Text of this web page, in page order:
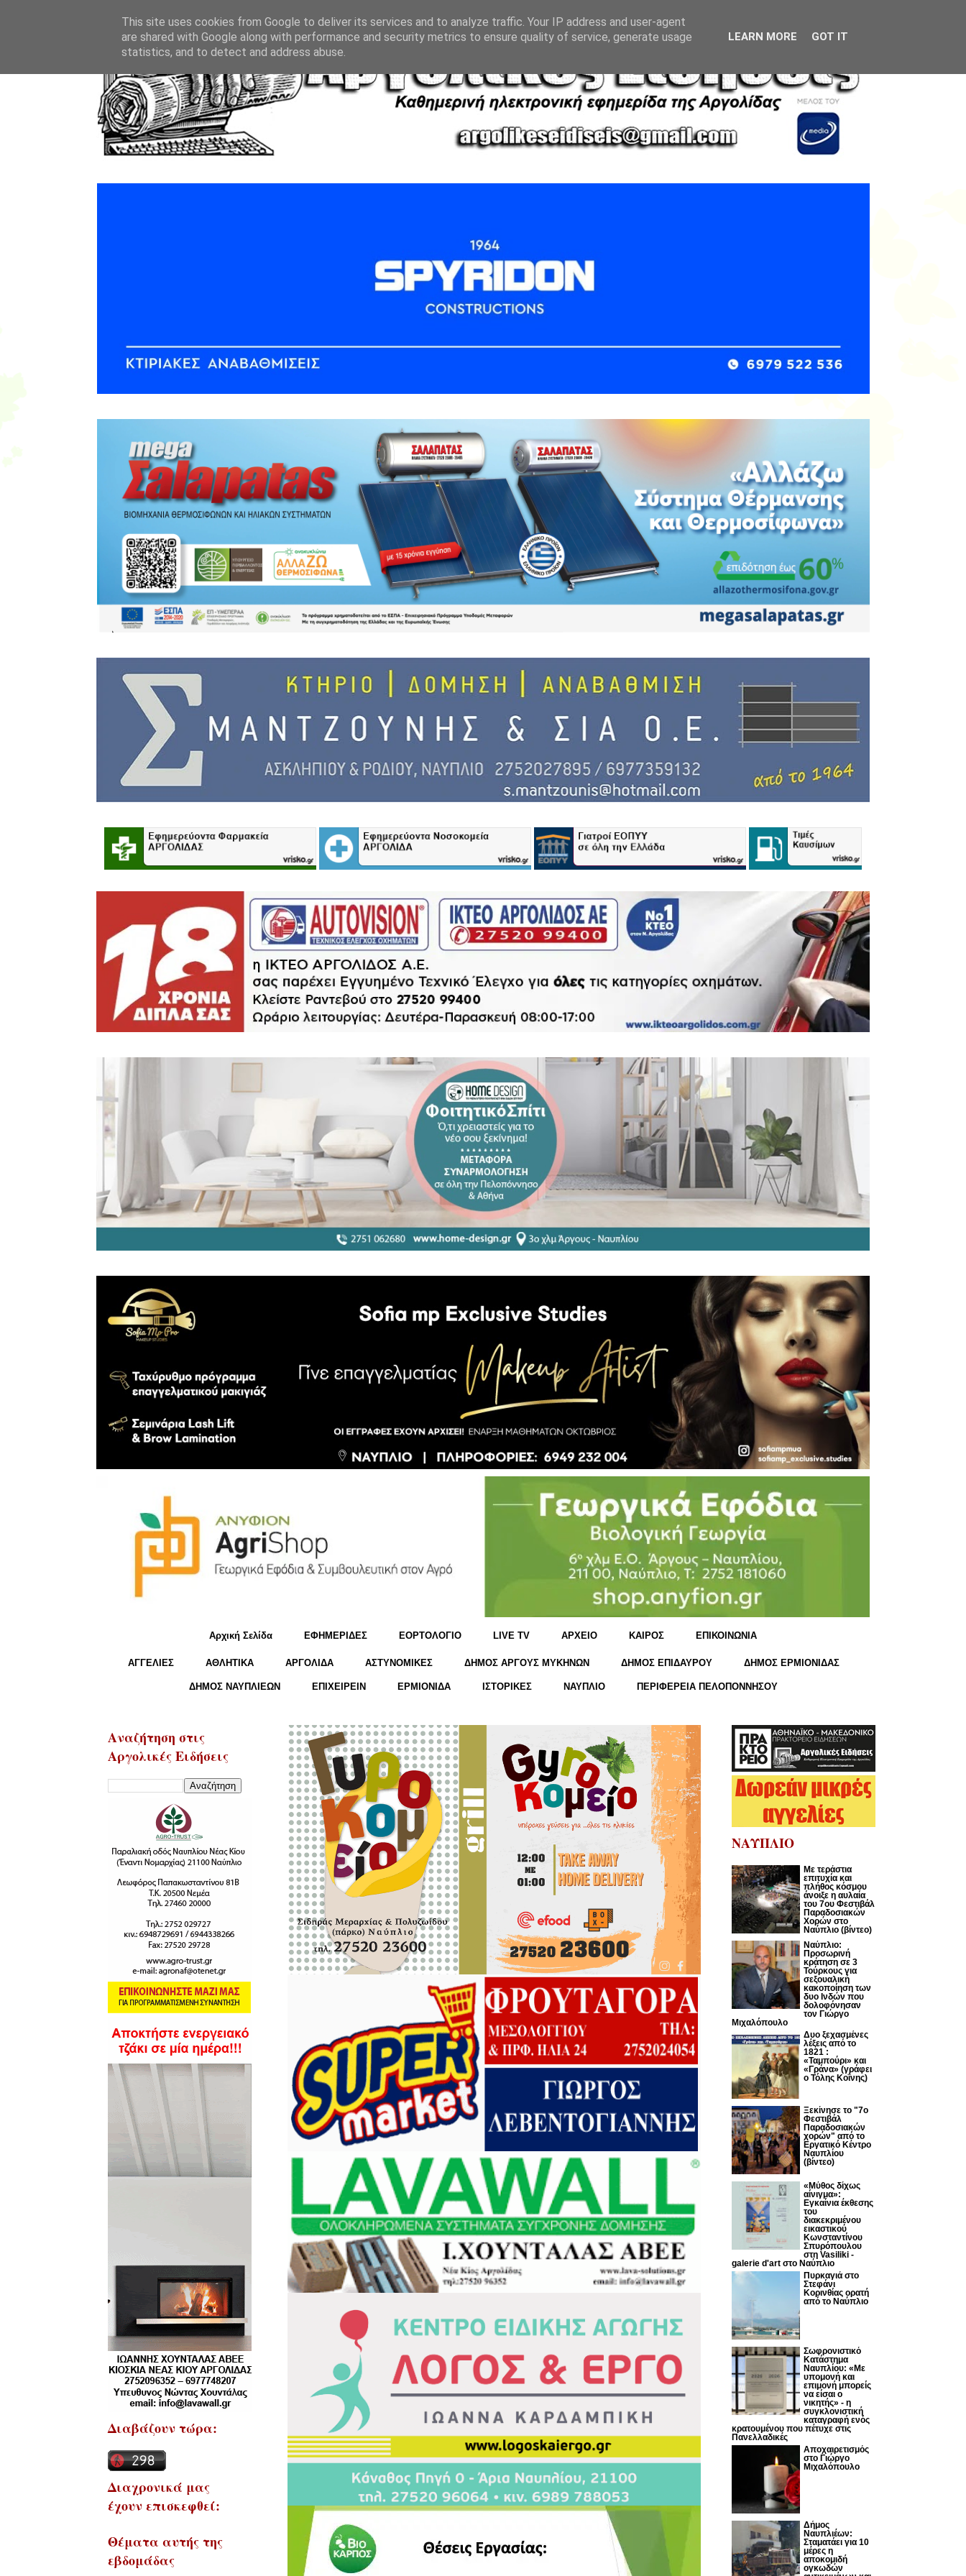
Αρχική Σελίδα ΕΦΗΜΕΡΙΔΕΣ ΕΟΡΤΟΛΟΓΙΟ LIVE TV ΑΡΧΕΙΟ KΑΙΡΟΣ ΕΠΙΚΟΙΝΩΝΙΑ
ΑΓΓΕΛΙΕΣ ΑΘΛΗΤΙΚΑ ΑΡΓΟΛΙΔΑ ΑΣΤΥΝΟΜΙΚΕΣ ΔΗΜΟΣ ΑΡΓΟΥΣ ΜΥΚΗΝΩΝ ΔΗΜΟΣ ΕΠΙΔΑΥΡΟΥ ΔΗΜΟΣ ΕΡΜΙΟΝΙΔΑΣ
ΔΗΜΟΣ ΝΑΥΠΛΙΕΩΝ ΕΠΙΧΕΙΡΕΙΝ ΕΡΜΙΟΝΙΔΑ ΙΣΤΟΡΙΚΕΣ ΝΑΥΠΛΙΟ ΠΕΡΙΦΕΡΕΙΑ ΠΕΛΟΠΟΝΝΗΣΟΥ
Αναζήτηση στις
Αργολικές Ειδήσεις
Διαβάζουν τώρα:
Διαχρονικά μας
έχουν επισκεφθεί:
Θέματα αυτής της
εβδομάδας
ΝΑΥΠΛΙΟ
Με τεράστια
επιτυχία και
πλήθος κόσμου
άνοιξε η αυλαία
του 7ου Φεστιβάλ
Παραδοσιακών
Χορών στο
Ναύπλιο (βίντεο)
Ναύπλιο:
Προσωρινή
κράτηση σε 3
Τούρκους για
σεξουαλική
κακοποίηση των
δυο Ινδών που
δολοφόνησαν
τον Γιώργο
Μιχαλόπουλο
Δυο ξεχασμένες
λέξεις από το
1821 :
«Ταμπούρι» και
«Γράνα» (γράφει
ο Τόλης Κοΐνης)
Ξεκίνησε το "7ο
Φεστιβάλ
Παραδοσιακών
χορών" από το
Εργατικό Κέντρο
Ναυπλίου
(βίντεο)
«Μύθος δίχως
αίνιγμα»:
Εγκαίνια έκθεσης
του
διακεκριμένου
εικαστικού
Κωνσταντίνου
Σπυρόπουλου
στη Vasiliki -
galerie d'art στο Ναύπλιο
Πυρκαγιά στο
Στεφάνι
Κορινθίας ορατή
από το Ναύπλιο
Σωφρονιστικό
Κατάστημα
Ναυπλίου: «Με
υπομονή και
επιμονή μπορείς
να είσαι ο
νικητής» - η
συγκλονιστική
καταγραφή ενός
κρατουμένου που πέτυχε στις
Πανελλαδικές
Αποχαιρετισμός
στο Γιώργο
Μιχαλόπουλο
Δήμος
Ναυπλιέων:
Σταματάει για 10
μέρες η
αποκομιδή
ογκωδών
This site uses cookies from Google to deliver its services and to analyze traffic. Your IP address and user-agent
are shared with Google along with performance and security metrics to ensure quality of service, generate usage
statistics, and to detect and address abuse.
LEARN MORE GOT IT